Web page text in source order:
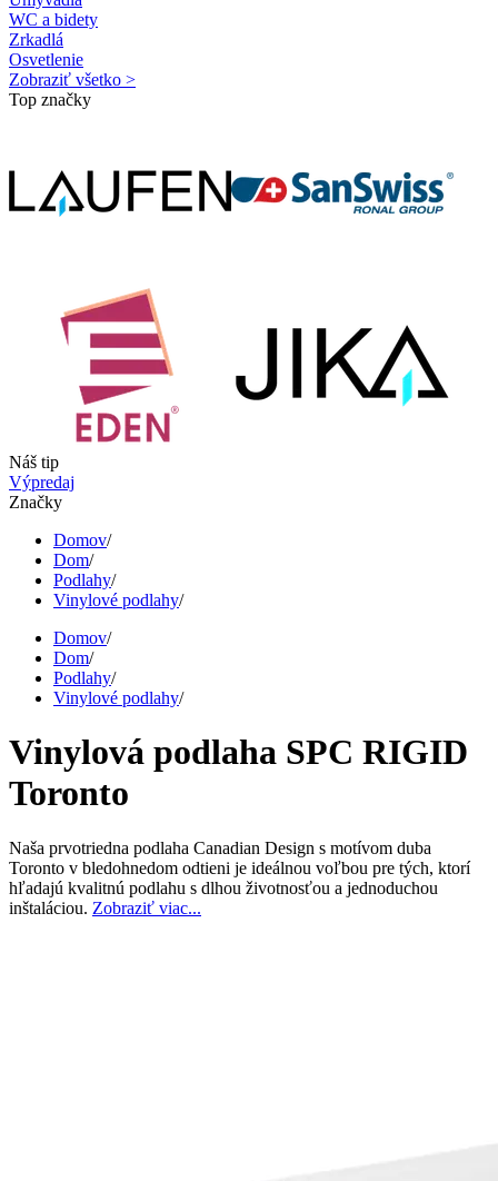
WC a bidety
Zrkadlá
Osvetlenie
Zobraziť všetko >
Top značky
Náš tip
Výpredaj
Značky
Domov/
Dom/
Podlahy/
Vinylové podlahy/
Domov/
Dom/
Podlahy/
Vinylové podlahy/
Vinylová podlaha SPC RIGID
Toronto
Naša prvotriedna podlaha Canadian Design s motívom duba
Toronto v bledohnedom odtieni je ideálnou voľbou pre tých, ktorí
hľadajú kvalitnú podlahu s dlhou životnosťou a jednoduchou
inštaláciou. Zobraziť viac...